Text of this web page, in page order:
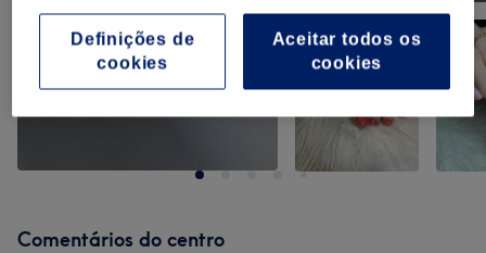
Comentários do centro
Aceitar todos os
cookies
Definições de
cookies